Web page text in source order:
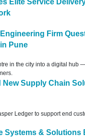
Elite Service
Firm
Pune
in the city into a digital hub
New Supply Chain
Ledger to support end
Systems & Solutions